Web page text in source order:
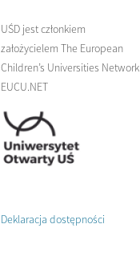
UŚD jest członkiem
założycielem The European
Children’s Universities Network
EUCU.NET
Deklaracja dostępności